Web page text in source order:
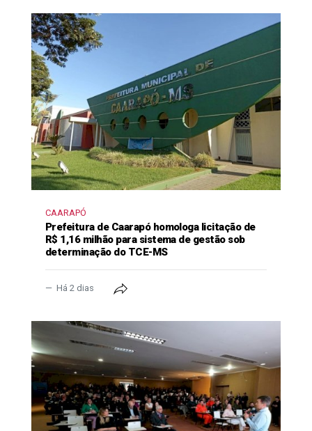
CAARAPÓ
Prefeitura de Caarapó homologa licitação de
R$ 1,16 milhão para sistema de gestão sob
determinação do TCE-MS
Há 2 dias